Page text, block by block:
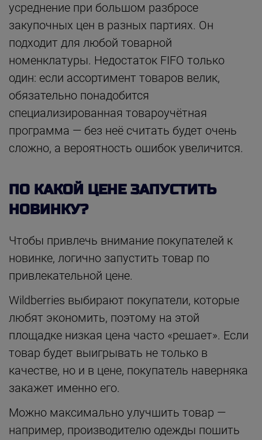
усреднение при большом разбросе
закупочных цен в разных партиях. Он
подходит для любой товарной
номенклатуры. Недостаток FIFO только
один: если ассортимент товаров велик,
обязательно понадобится
специализированная товароучётная
программа — без неё считать будет очень
сложно, а вероятность ошибок увеличится.
ПО КАКОЙ ЦЕНЕ ЗАПУСТИТЬ
НОВИНКУ?
Чтобы привлечь внимание покупателей к
новинке, логично запустить товар по
привлекательной цене.
Wildberries выбирают покупатели, которые
любят экономить, поэтому на этой
площадке низкая цена часто «решает». Если
товар будет выигрывать не только в
качестве, но и в цене, покупатель наверняка
закажет именно его.
Можно максимально улучшить товар —
например, производителю одежды пошить